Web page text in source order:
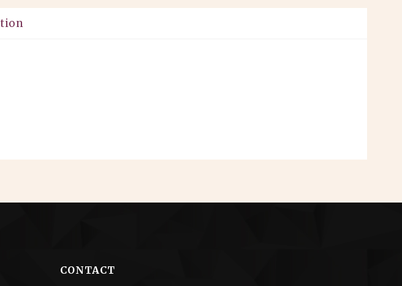
CONTACT